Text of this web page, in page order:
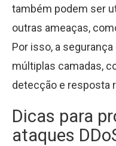
também podem ser
outras ameaças,
Por isso, a
múltiplas camadas,
detecção e resposta
Dicas para
ataques